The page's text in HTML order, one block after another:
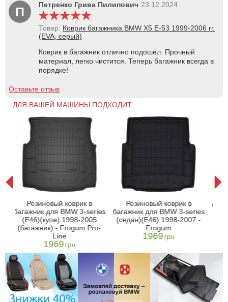
П Петренко Грива Пилипович 23.12.2024
Товар: Коврик багажника BMW X5 E-53 1999-2006 гг.
(EVA, серый)
Коврик в багажник отлично подошёл. Прочный
материал, легко чистится. Теперь багажник всегда в
порядке!
Оставьте отзыв
ДЛЯ ВАШЕЙ МАШИНЫ ПОДХОДИТ:
Резиновый коврик в
багажник для BMW 3-series
(E46)(купе) 1998-2005
(багажник) - Frogum Pro-
Line
1969грн
Резиновый коврик в
багажник для BMW 3-series
(седан)(E46) 1998-2007 -
Frogum
1969грн